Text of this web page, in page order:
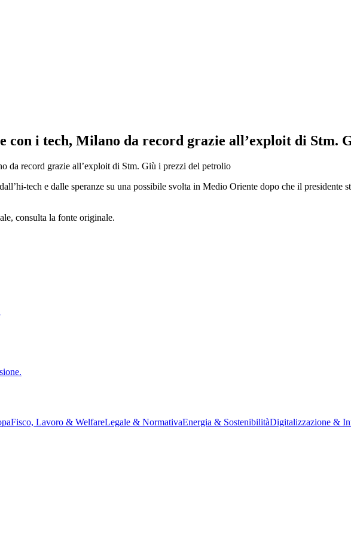
con i tech, Milano da record grazie all’exploit di Stm.
tech e dalle speranze su una possibile svolta in Medio Oriente dopo che il presidente
consulta la fonte originale.
Fisco, Lavoro & WelfareLegale & NormativaEnergia & SostenibilitàDigitalizzazione &